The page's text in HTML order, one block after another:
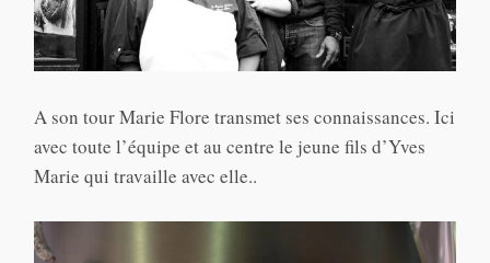
A son tour Marie Flore transmet ses connaissances. Ici
avec toute l’équipe et au centre le jeune fils d’Yves
Marie qui travaille avec elle..